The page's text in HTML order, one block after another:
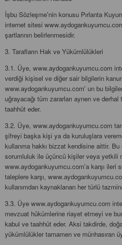
İşbu Sözleşme'nin konusu Pırlanta
internet sitesi
şartlarının belirlenmesidir.
3. Tarafların Hak ve Yükümlülükleri
3.1. Üye, www.aydogankuyumcu.com
verdiği kişisel ve diğer sair bilgilerin
www.aydogankuyumcu.com' un bu
uğrayacağı tüm zararları aynen ve
taahhüt eder.
3.2. Üye, www.aydogankuyumcu.com
şifreyi başka kişi ya da kuruluşlara
kullanma hakkı bizzat kendisine aittir.
sorumluluk ile üçüncü kişiler veya yetkili
www.aydogankuyumcu.com'a karşı ileri
taleplere karşı,
kullanımdan kaynaklanan her türlü
3.3. Üye www.aydogankuyumcu.com
mevzuat hükümlerine riayet etmeyi ve
kabul ve taahhüt eder. Aksi takdirde,
yükümlülükler tamamen ve münhasıran